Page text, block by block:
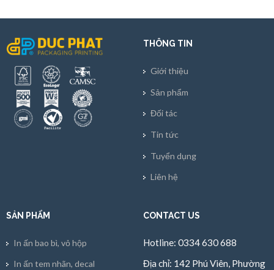
THÔNG TIN
Giới thiệu
Sản phẩm
Đối tác
Tin tức
Tuyển dụng
Liên hệ
SẢN PHẨM
In ấn bao bì, vỏ hộp
In ấn tem nhãn, decal
CONTACT US
Hotline: 0334 630 688
Địa chỉ: 142 Phú Viên, Phường